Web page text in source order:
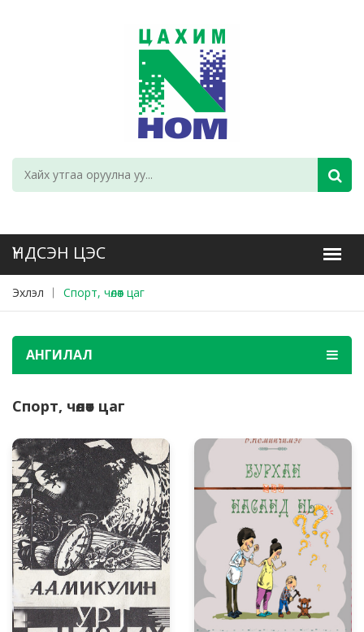
Эхлэл Спорт, чөлөөт цаг
АНГИЛАЛ
Спорт, чөлөөт цаг